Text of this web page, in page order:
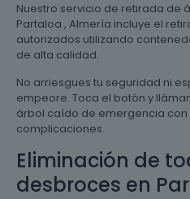
Nuestro servicio de retirada de
Partaloa , Almería incluye el
autorizados utilizando
de alta calidad.
No arriesgues tu seguridad ni
empeore. Toca el botón y
árbol caído de emergencia con
complicaciones.
Eliminación de
desbroces en